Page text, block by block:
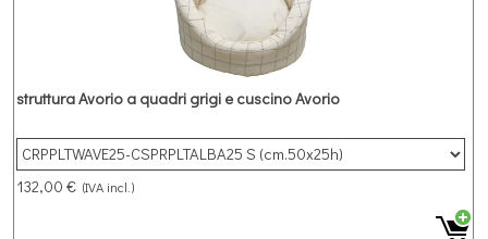
struttura Avorio a quadri grigi e cuscino Avorio
132,00 € (IVA incl.)